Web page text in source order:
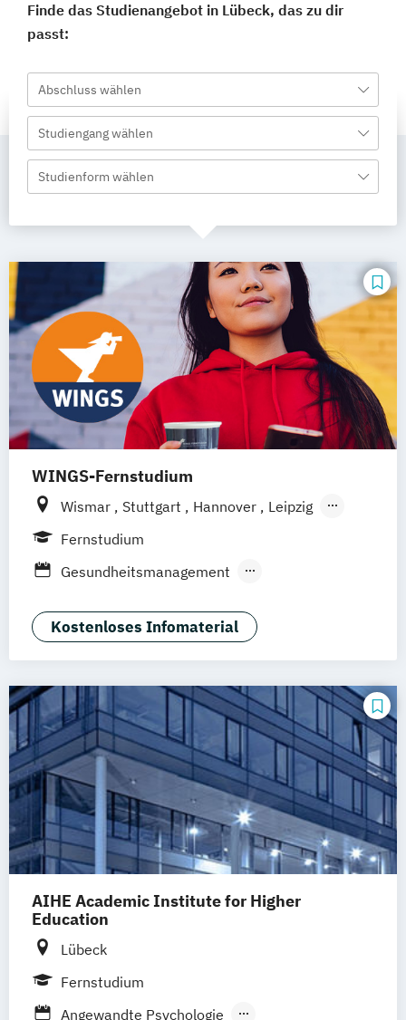
Finde das Studienangebot in Lübeck, das zu dir
passt:
Abschluss wählen
Studiengang wählen
Studienform wählen
WINGS-Fernstudium
Wismar Stuttgart Hannover
Leipzig
Frankfurt am Main
Nürnberg
Fernstudium
Gesundheitsmanagement
Sozialmanagement
Kostenloses Infomaterial
AIHE Academic Institute for Higher
Education
Lübeck
Fernstudium
Angewandte Psychologie